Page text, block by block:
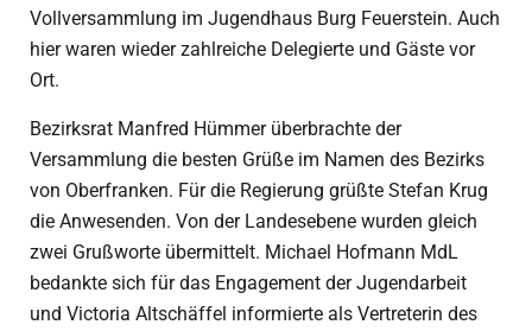
Vollversammlung im Jugendhaus Burg Feuerstein. Auch
hier waren wieder zahlreiche Delegierte und Gäste vor
Ort.
Bezirksrat Manfred Hümmer überbrachte der
Versammlung die besten Grüße im Namen des Bezirks
von Oberfranken. Für die Regierung grüßte Stefan Krug
die Anwesenden. Von der Landesebene wurden gleich
zwei Grußworte übermittelt. Michael Hofmann MdL
bedankte sich für das Engagement der Jugendarbeit
und Victoria Altschäffel informierte als Vertreterin des